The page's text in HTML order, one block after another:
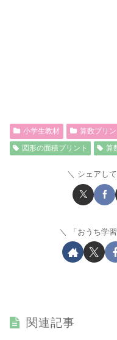
小学生教材 算数プリン
図形の面積プリント
算
シェアし
「おうち学
関連記事